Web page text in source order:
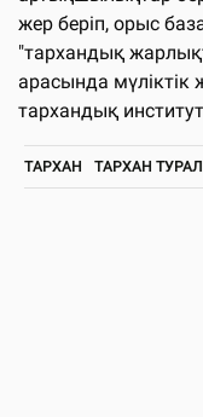
жер беріп, орыс
"тархандық
арасында мүліктік
тархандық
ТАРХАН ТАРХАН